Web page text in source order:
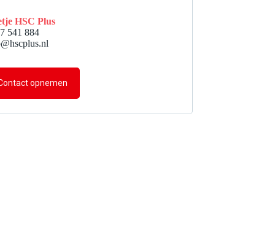
HSC Plus
541 884
opnemen